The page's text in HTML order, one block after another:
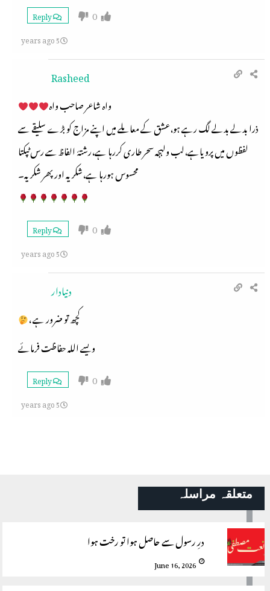
0
Reply
5 years ago
Rasheed
واہ شاعر صاحب واہ⁦
ذرا بدلے بدلے لگ رہے ہو،عشق کے معاملے میں اپنے مزاج کو بڑے سلیقے سے
لفظوں میں پرویاہے،لب ولہجہ سحر طاری کررہا ہے،رشتۂ الفاظ سے رس ٹپکتا
محسوس ہورہا ہے،شکریہ اور پھر شکریہ۔
0
Reply
5 years ago
دنیادار
کچھ تو ضرور ہے ،
ویسے اللہ حفاظت فرمائے
0
Reply
5 years ago
متعلقہ مراسلہ
درِ رسول سے حاصل ہوا تو رخت ہوا
June 16, 2026